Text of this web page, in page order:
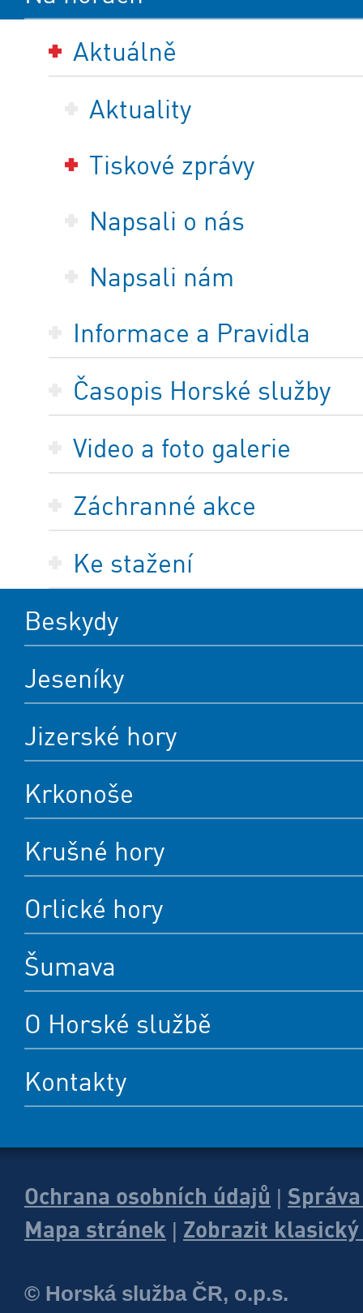
Aktuálně
Aktuality
Tiskové zprávy
Napsali o nás
Napsali nám
Informace a Pravidla
Časopis Horské služby
Video a foto galerie
Záchranné akce
Ke stažení
Beskydy
Jeseníky
Jizerské hory
Krkonoše
Krušné hory
Orlické hory
Šumava
O Horské službě
Kontakty
Ochrana osobních údajů
Mapa stránek
Zobrazit
© Horská služba ČR, o.p.s.